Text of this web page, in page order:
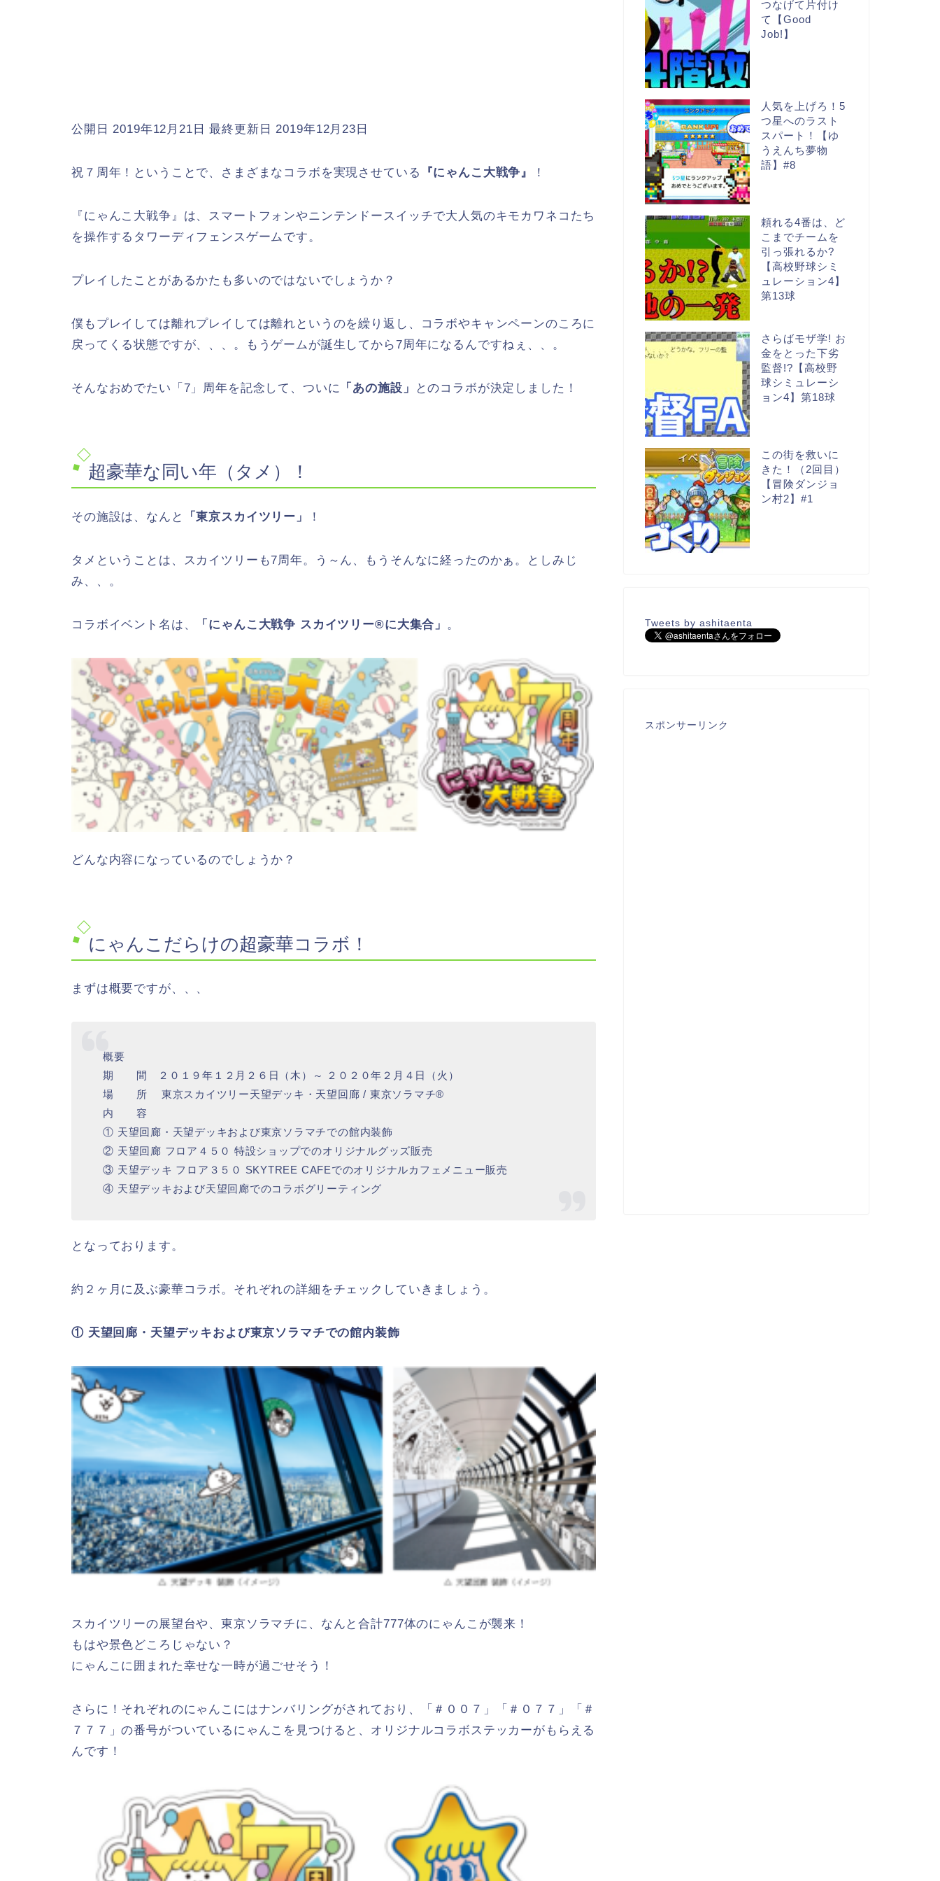
公開日 2019年12月21日最終更新日 2019年12月23日
祝７周年！ということで、さまざまなコラボを実現させている 『にゃんこ大戦争』 ！
『にゃんこ大戦争』は、スマートフォンやニンテンドースイッチで大人気のキモカワネコたち
を操作するタワーディフェンスゲームです。
プレイしたことがあるかたも多いのではないでしょうか？
僕もプレイしては離れプレイしては離れというのを繰り返し、コラボやキャンペーンのころに
戻ってくる状態ですが、、、。もうゲームが誕生してから7周年になるんですねぇ、、。
そんなおめでたい「7」周年を記念して、ついに 「あの施設」 とのコラボが決定しました！
超豪華な同い年（タメ）！
その施設は、なんと 「東京スカイツリー」 ！
タメということは、スカイツリーも7周年。う～ん、もうそんなに経ったのかぁ。としみじ
み、、。
コラボイベント名は、 「にゃんこ大戦争 スカイツリー®に大集合」 。
どんな内容になっているのでしょうか？
にゃんこだらけの超豪華コラボ！
まずは概要ですが、、、
概要
期 間 ２０１９年１２月２６日（木）～ ２０２０年２月４日（火）
場 所 東京スカイツリー天望デッキ・天望回廊 / 東京ソラマチ®
内 容
① 天望回廊・天望デッキおよび東京ソラマチでの館内装飾
② 天望回廊 フロア４５０ 特設ショップでのオリジナルグッズ販売
③ 天望デッキ フロア３５０ SKYTREE CAFEでのオリジナルカフェメニュー販売
④ 天望デッキおよび天望回廊でのコラボグリーティング
となっております。
約２ヶ月に及ぶ豪華コラボ。それぞれの詳細をチェックしていきましょう。
① 天望回廊・天望デッキおよび東京ソラマチでの館内装飾
スカイツリーの展望台や、東京ソラマチに、なんと合計777体のにゃんこが襲来！
もはや景色どころじゃない？
にゃんこに囲まれた幸せな一時が過ごせそう！
さらに！それぞれのにゃんこにはナンバリングがされており、「＃００７」「＃０７７」「＃
７７７」の番号がついているにゃんこを見つけると、オリジナルコラボステッカーがもらえる
んです！
つなげて片付け
て【Good
Job!】
人気を上げろ！5
つ星へのラスト
スパート！【ゆ
うえんち夢物
語】#8
頼れる4番は、ど
こまでチームを
引っ張れるか?
【高校野球シミ
ュレーション4】
第13球
さらばモザ学! お
金をとった下劣
監督!?【高校野
球シミュレーシ
ョン4】第18球
この街を救いに
きた！（2回目）
【冒険ダンジョ
ン村2】#1
Tweets by ashitaenta
スポンサーリンク